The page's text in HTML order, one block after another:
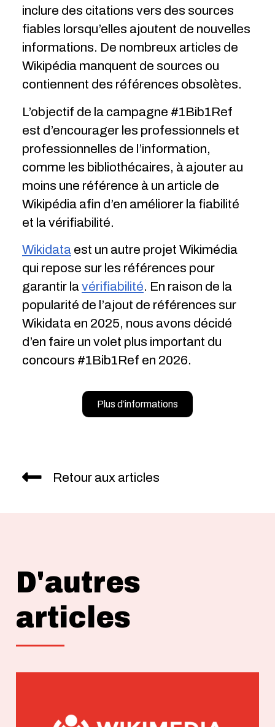
inclure des citations vers des sources
fiables lorsqu’elles ajoutent de nouvelles
informations. De nombreux articles de
Wikipédia manquent de sources ou
contiennent des références obsolètes.
L’objectif de la campagne #1Bib1Ref
est d’encourager les professionnels et
professionnelles de l’information,
comme les bibliothécaires, à ajouter au
moins une référence à un article de
Wikipédia afin d’en améliorer la fiabilité
et la vérifiabilité.
Wikidata est un autre projet Wikimédia
qui repose sur les références pour
garantir lavérifiabilité. En raison de la
popularité de l’ajout de références sur
Wikidata en 2025, nous avons décidé
d’en faire un volet plus important du
concours #1Bib1Ref en 2026.
Plus d’informations
Retour aux articles
D'autres
articles